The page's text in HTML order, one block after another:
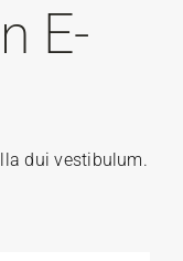
E-
dui vestibulum.